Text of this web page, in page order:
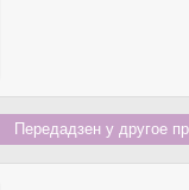
Передадзен у другое